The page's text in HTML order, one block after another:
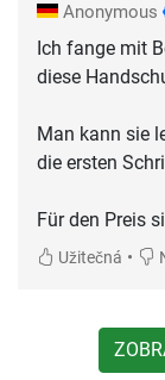
Anonymous
Ich fange mit
diese
Man kann sie
die ersten
Für den Preis
Užitečná •